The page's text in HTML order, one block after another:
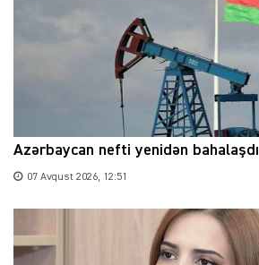
Azərbaycan nefti yenidən bahalaşdı
07 Avqust 2026, 12:51